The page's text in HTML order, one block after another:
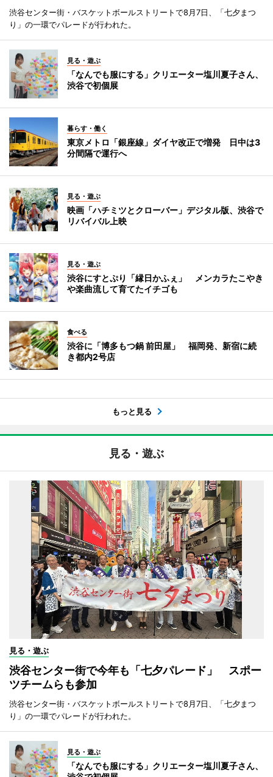
渋谷センター街・バスケットボールストリートで8月7日、「七夕まつ
り」の一環でパレードが行われた。
見る・遊ぶ
「なんでも服にする」クリエーター塩川夏子さん、
渋谷で初個展
暮らす・働く
東京メトロ「銀座線」ダイヤ改正で増発 日中は3
分間隔で運行へ
見る・遊ぶ
映画「ハチミツとクローバー」デジタル版、渋谷で
リバイバル上映
見る・遊ぶ
渋谷にすとぷり「縁日かふぇ」 メンカラたこやき
や楽曲流して育てたイチゴも
食べる
渋谷に「博多もつ鍋 前田屋」 福岡発、新宿に続
き都内2号店
もっと見る
見る・遊ぶ
見る・遊ぶ
渋谷センター街で今年も「七夕パレード」 スポー
ツチームらも参加
渋谷センター街・バスケットボールストリートで8月7日、「七夕まつ
り」の一環でパレードが行われた。
見る・遊ぶ
「なんでも服にする」クリエーター塩川夏子さん、